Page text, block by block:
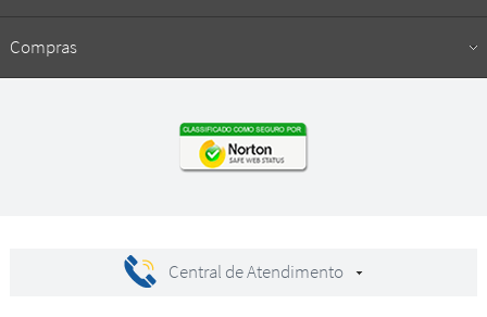
Compras
Central de Atendimento